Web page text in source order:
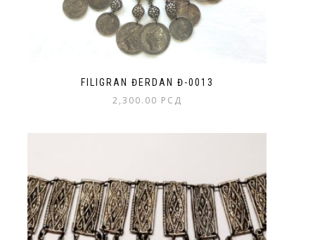
FILIGRAN ĐERDAN Đ-0013
2,300.00 РСД